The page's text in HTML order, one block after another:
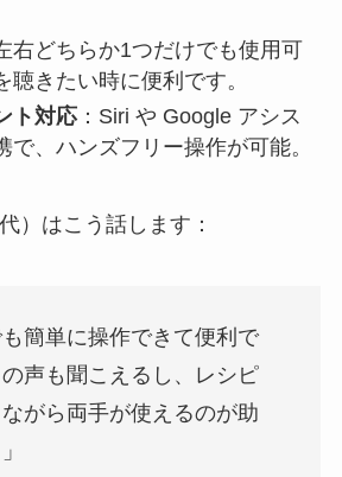
右どちらか1つだけでも使用可
聴きたい時に便利です。
ト対応：Siri や Google アシス
で、ハンズフリー操作が可能。
）はこう話します：
も簡単に操作できて便利で
声も聞こえるし、レシピ
がら両手が使えるのが助